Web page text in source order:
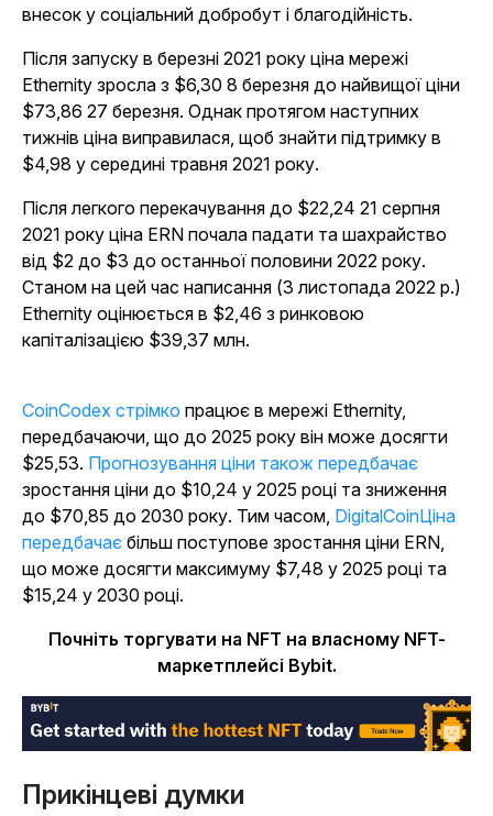
внесок у соціальний добробут і благодійність.
Після запуску в березні 2021 року ціна мережі
Ethernity зросла з $6,30 8 березня до найвищої ціни
$73,86 27 березня. Однак протягом наступних
тижнів ціна виправилася, щоб знайти підтримку в
$4,98 у середині травня 2021 року.
Після легкого перекачування до $22,24 21 серпня
2021 року ціна ERN почала падати та шахрайство
від $2 до $3 до останньої половини 2022 року.
Станом на цей час написання (3 листопада 2022 р.)
Ethernity оцінюється в $2,46 з ринковою
капіталізацією $39,37 млн.
CoinCodex стрімко працює в мережі Ethernity,
передбачаючи, що до 2025 року він може досягти
$25,53. Прогнозування ціни також передбачає
зростання ціни до $10,24 у 2025 році та зниження
до $70,85 до 2030 року. Тим часом, DigitalCoinЦіна
передбачає більш поступове зростання ціни ERN,
що може досягти максимуму $7,48 у 2025 році та
$15,24 у 2030 році.
Почніть торгувати на NFT на власному NFT-
маркетплейсі Bybit.
Прикінцеві думки